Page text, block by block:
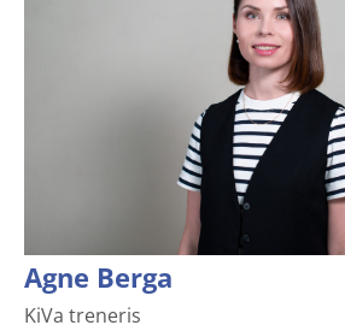
Agne Berga
KiVa treneris